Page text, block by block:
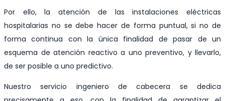
Por ello, la atención de las instalaciones eléctricas
hospitalarias no se debe hacer de forma puntual, si no de
forma continua con la única finalidad de pasar de un
esquema de atención reactivo a uno preventivo, y llevarlo,
de ser posible a uno predictivo.
Nuestro servicio ingeniero de cabecera se dedica